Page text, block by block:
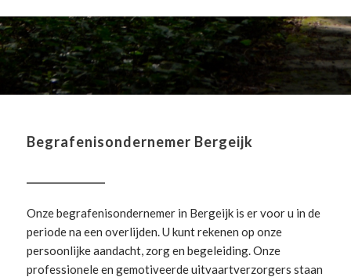
Begrafenisondernemer Bergeijk
Onze begrafenisondernemer in Bergeijk is er voor u in de
periode na een overlijden. U kunt rekenen op onze
persoonlijke aandacht, zorg en begeleiding.Onze
professionele en gemotiveerde uitvaartverzorgers staan